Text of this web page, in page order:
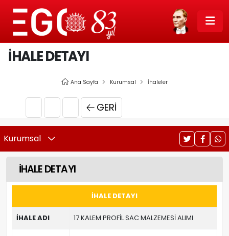
İHALE DETAYI
Ana Sayfa Kurumsal İhaleler
GERI
Kurumsal
İHALE DETAYI
İHALE DETAYI
İHALE ADI 17 KALEM PROFİL SAC MALZEMESİ ALIMI